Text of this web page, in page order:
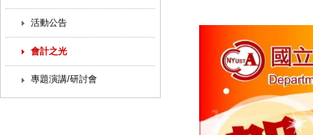
活動公告
會計之光
專題演講/研討會